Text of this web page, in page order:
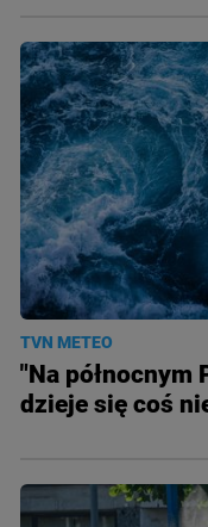
TVN METEO
"Na północnym
dzieje się coś